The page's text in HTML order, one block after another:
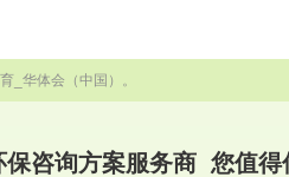
_华体会（中国）。
保咨询方案服务商 您值得